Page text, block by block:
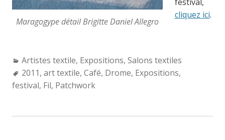
Maragogype détail Brigitte Daniel Allegro
cliquez ici.
Categories:
Artistes textile, Expositions, Salons textiles
Tags:
2011, art textile, Café, Drome, Expositions,
festival, Fil, Patchwork